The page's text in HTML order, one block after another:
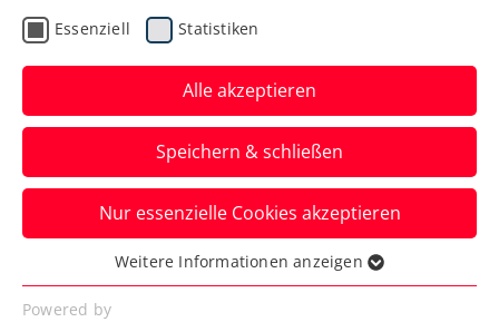
Vorbereitung gestartet:
ÖTV-Herren machen sich
ready für Irland
Das ÖTV-Team ist auf der Insel
angekommen – allerdings ohne den
erkrankten Ersatzmann Filip Misolic.
Verfasst von: Manuel Wachta, 31.01.2024
Essenziell Statistiken
Alle akzeptieren
Speichern & schließen
Nur essenzielle Cookies akzeptieren
Essenziell
Essenzielle Cookies werden für grundlegende
Weitere Informationen anzeigen
Powered by